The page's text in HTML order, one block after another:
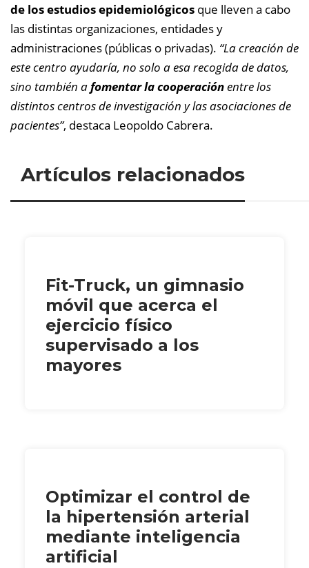
de los estudios epidemiológicos que lleven a cabo
las distintas organizaciones, entidades y
administraciones (públicas o privadas). “La creación de
este centro ayudaría, no solo a esa recogida de datos,
sino también a fomentar la cooperaciónentre los
distintos centros de investigación y las asociaciones de
pacientes”, destaca Leopoldo Cabrera.
Artículos relacionados
Fit-Truck, un gimnasio
móvil que acerca el
ejercicio físico
supervisado a los
mayores
Optimizar el control de
la hipertensión arterial
mediante inteligencia
artificial